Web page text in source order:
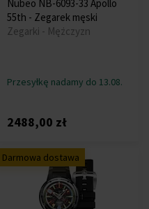
Nubeo NB-6093-33 Apollo
55th - Zegarek męski
Zegarki - Mężczyzn
Przesyłkę nadamy do 13.08.
2488,00 zł
Darmowa dostawa